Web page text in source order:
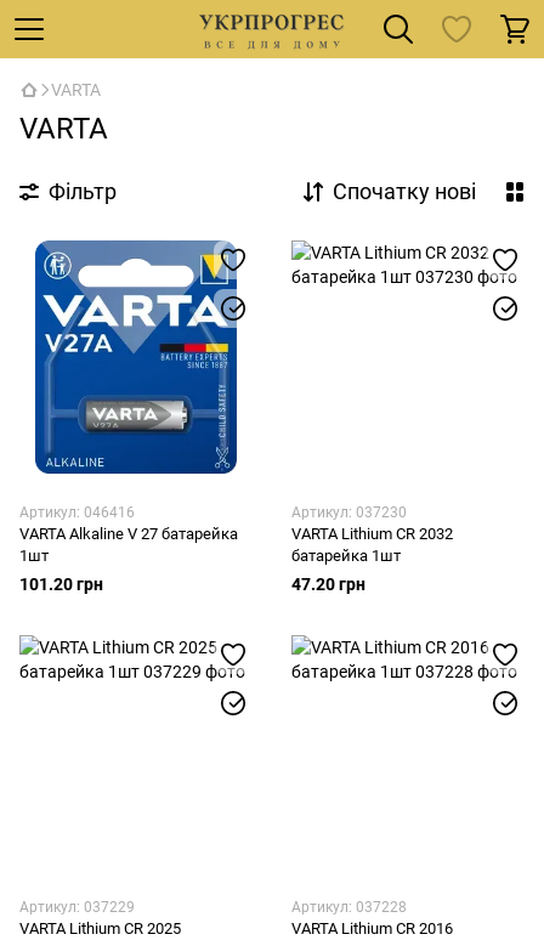
VARTA
VARTA
Фільтр Спочатку нові
Артикул: 046416
VARTA Alkaline V 27 батарейка
1шт
101.20 грн
Артикул: 037230
VARTA Lithium CR 2032
батарейка 1шт
47.20 грн
Артикул: 037229
VARTA Lithium CR 2025
Артикул: 037228
VARTA Lithium CR 2016